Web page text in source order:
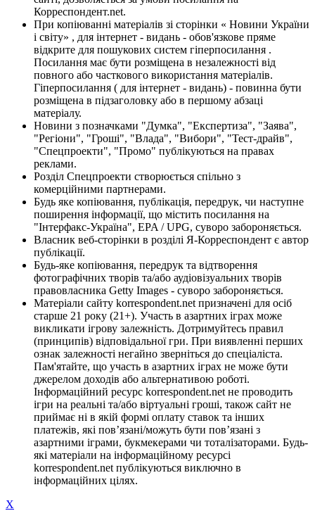
Корреспондент.net.
При копіюванні матеріалів зі сторінки « Новини України
і світу» , для інтернет - видань - обов'язкове пряме
відкрите для пошукових систем гіперпосилання .
Посилання має бути розміщена в незалежності від
повного або часткового використання матеріалів.
Гіперпосилання ( для інтернет - видань) - повинна бути
розміщена в підзаголовку або в першому абзаці
матеріалу.
Новини з позначками "Думка", "Експертиза", "Заява",
"Регіони", "Гроші", "Влада", "Вибори", "Тест-драйв",
"Спецпроекти", "Промо" публікуються на правах
реклами.
Розділ Спецпроекти створюється спільно з
комерційними партнерами.
Будь яке копіювання, публікація, передрук, чи наступне
поширення інформації, що містить посилання на
"Інтерфакс-Україна", EPA / UPG, суворо забороняється.
Власник веб-сторінки в розділі Я-Корреспондент є автор
публікації.
Будь-яке копіювання, передрук та відтворення
фотографічних творів та/або аудіовізуальних творів
правовласника Getty Images - суворо забороняється.
Матеріали сайту korrespondent.net призначені для осіб
старше 21 року (21+). Участь в азартних іграх може
викликати ігрову залежність. Дотримуйтесь правил
(принципів) відповідальної гри. При виявленні перших
ознак залежності негайно зверніться до спеціаліста.
Пам'ятайте, що участь в азартних іграх не може бути
джерелом доходів або альтернативою роботі.
Інформаційний ресурс korrespondent.net не проводить
ігри на реальні та/або віртуальні гроші, також сайт не
приймає ні в якій формі оплату ставок та інших
платежів, які пов’язані/можуть бути пов’язані з
азартними іграми, букмекерами чи тоталізаторами. Будь-
які матеріали на інформаційному ресурсі
korrespondent.net публікуються виключно в
інформаційних цілях.
X